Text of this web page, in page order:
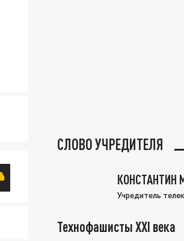
СЛОВО УЧРЕДИТЕЛЯ
КОНСТАНТИН
Учредитель
Технофашисты XXI века